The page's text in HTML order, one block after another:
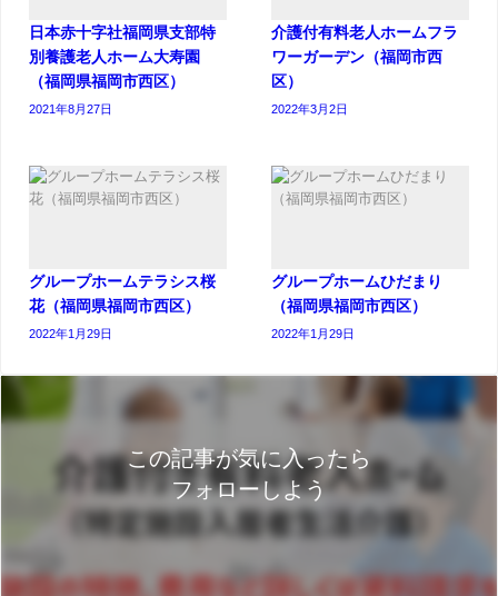
日本赤十字社福岡県支部特
別養護老人ホーム大寿園
（福岡県福岡市西区）
2021年8月27日
介護付有料老人ホームフラ
ワーガーデン（福岡市西
区）
2022年3月2日
グループホームテラシス桜
花（福岡県福岡市西区）
2022年1月29日
グループホームひだまり
（福岡県福岡市西区）
2022年1月29日
この記事が気に入ったら
フォローしよう